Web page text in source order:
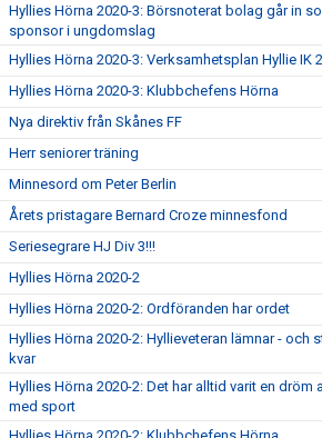
Hyllies Hörna 2020-3: Börsnoterat bolag går in
sponsor i ungdomslag
Hyllies Hörna 2020-3: Verksamhetsplan Hyllie IK
Hyllies Hörna 2020-3: Klubbchefens Hörna
Nya direktiv från Skånes FF
Herr seniorer träning
Minnesord om Peter Berlin
Årets pristagare Bernard Croze minnesfond
Seriesegrare HJ Div 3!!!
Hyllies Hörna 2020-2
Hyllies Hörna 2020-2: Ordföranden har ordet
Hyllies Hörna 2020-2: Hyllieveteran lämnar - och
kvar
Hyllies Hörna 2020-2: Det har alltid varit en dröm
med sport